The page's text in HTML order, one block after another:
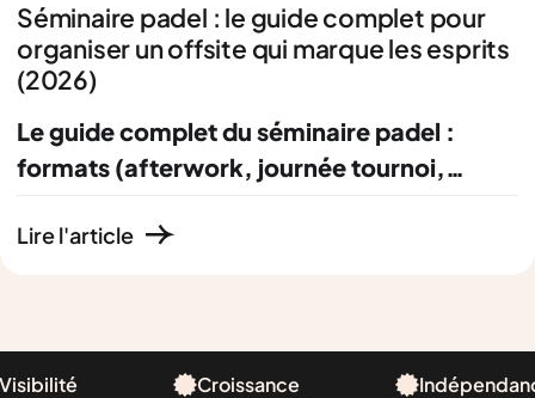
Séminaire padel : le guide complet pour
organiser un offsite qui marque les esprits
(2026)
Le guide complet du séminaire padel :
formats (afterwork, journée tournoi,
type, choix du lieu et captation vidéo pour
Lire l'article
Visibilité Croissance